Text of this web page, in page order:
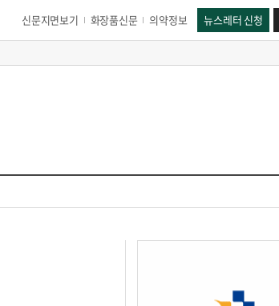
신문지면보기 화장품신문 의약정보 뉴스레터 신청